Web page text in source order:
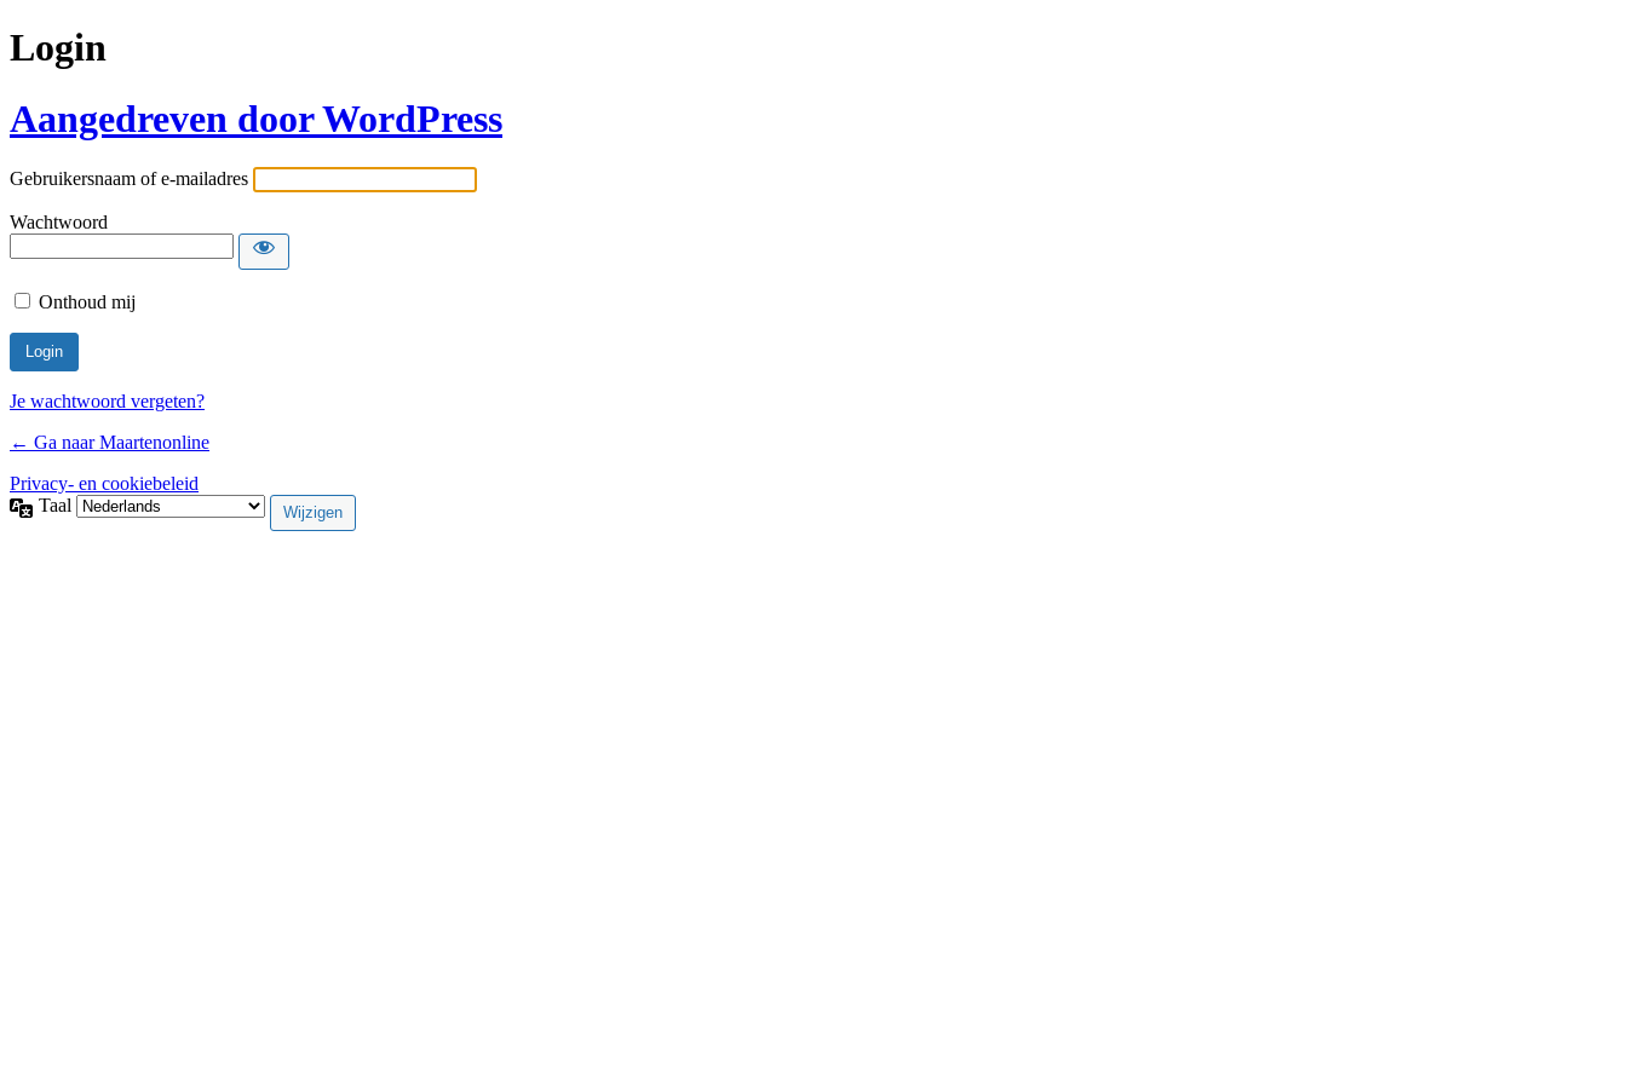
Login
Aangedreven door WordPress
Gebruikersnaam of e-mailadres
Wachtwoord
Onthoud mij
Je wachtwoord vergeten?
← Ga naar Maartenonline
Privacy- en cookiebeleid
Taal